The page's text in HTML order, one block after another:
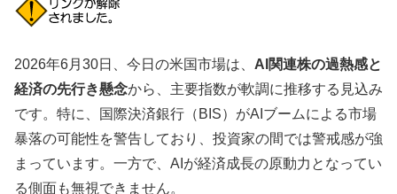
2026年6月30日、今日の米国市場は、 AI関連株の過熱感と
経済の先行き懸念から、主要指数が軟調に推移する見込み
です。特に、国際決済銀行（BIS）がAIブームによる市場
暴落の可能性を警告しており、投資家の間では警戒感が強
まっています。一方で、AIが経済成長の原動力となってい
る側面も無視できません。